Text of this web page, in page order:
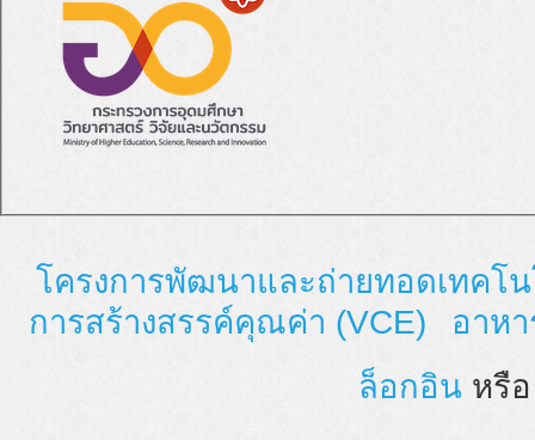
โครงการพัฒนาและถ่ายทอดเทคโ
การสร้างสรรค์คุณค่า (VCE)
อาห
ล็อกอิน หรื